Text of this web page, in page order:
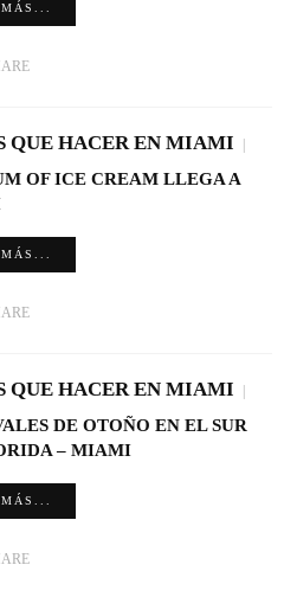
QUE HACER EN MIAMI
OF ICE CREAM LLEGA A
QUE HACER EN MIAMI
DE OTOÑO EN EL SUR
– MIAMI